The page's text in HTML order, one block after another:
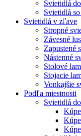
Svietidlá
Svietidlá
Svietidlá v zľave
Stropné
Závesné
Zapustené
Nástenné
Stolové
Stojacie
Vonkajšie
Podľa miestnosti
Svietidlá